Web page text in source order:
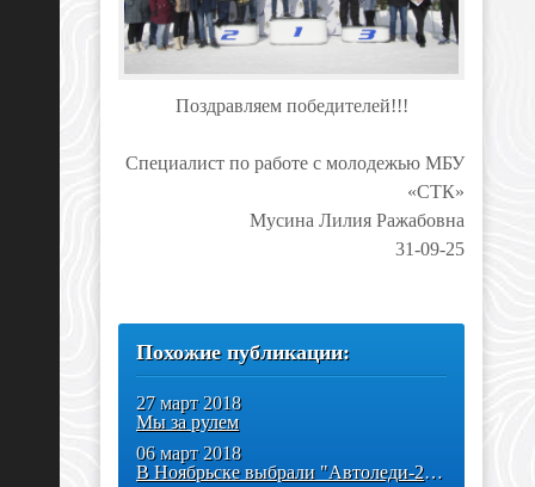
Поздравляем победителей!!!
Специалист по работе с молодежью МБУ
«СТК»
Мусина Лилия Ражабовна
31-09-25
Похожие публикации:
27 март 2018
Мы за рулем
06 март 2018
В Ноябрьске выбрали "Автоледи-2018"